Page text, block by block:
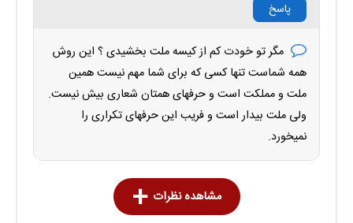
پاسخ
مگر تو خودت کم از کیسه ملت بخشیدی ؟ این روش
همه شماست تنها کسی که برای شما مهم نیست همین
ملت و مملکت است و حرفهای همتان شعاری بیش نیست.
ولی ملت بیدار است و فریب این حرفهای تکراری را
نمیخورد.
مشاهده نظرات